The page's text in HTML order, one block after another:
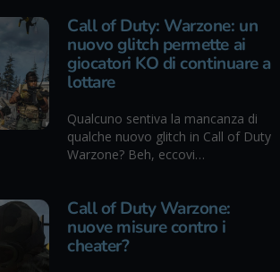
Call of Duty: Warzone: un
nuovo glitch permette ai
giocatori KO di continuare a
lottare
Qualcuno sentiva la mancanza di
qualche nuovo glitch in Call of Duty
Warzone? Beh, eccovi…
Call of Duty Warzone:
nuove misure contro i
cheater?